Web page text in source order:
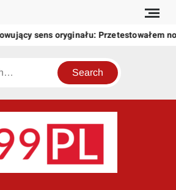
sens oryginału: Przetestowałem